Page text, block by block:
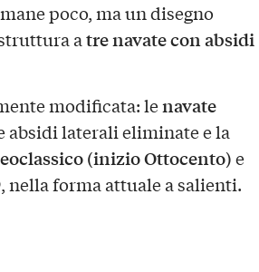
poco, ma un disegno
atre navate con absidi
modificata: lenavate
absidi laterali eliminate e la
(inizio Ottocento)e
, nella forma attuale a salienti.